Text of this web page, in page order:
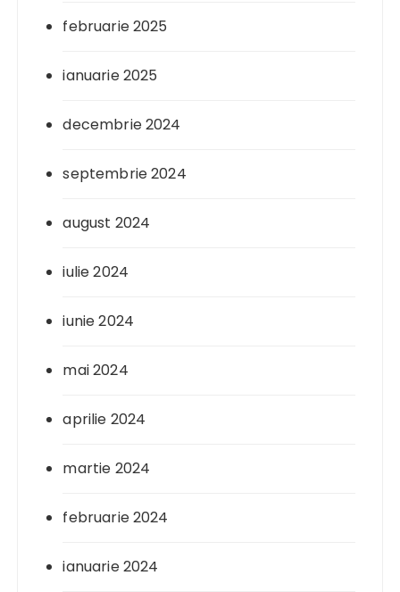
februarie 2025
ianuarie 2025
decembrie 2024
septembrie 2024
august 2024
iulie 2024
iunie 2024
mai 2024
aprilie 2024
martie 2024
februarie 2024
ianuarie 2024